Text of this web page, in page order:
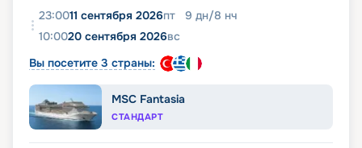
23:0011 сентября 2026пт 9 дн/8 нч
10:0020 сентября 2026вс
Вы посетите 3 страны:
MSC Fantasia
СТАНДАРТ